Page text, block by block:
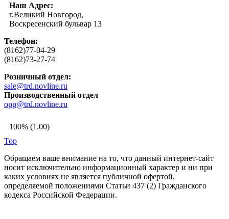
Наш Адрес:
г.Великий Новгород,
Воскресенский бульвар 13
Телефон:
(8162)77-04-29
(8162)73-27-74
Розничный отдел:
sale@trd.novline.ru
Производственный отдел
opp@trd.novline.ru
100% (1.00)
Top
Обращаем ваше внимание на то, что данный интернет-сайт
носит исключительно информационный характер и ни при
каких условиях не является публичной офертой,
определяемой положениями Статьи 437 (2) Гражданского
кодекса Российской Федерации.